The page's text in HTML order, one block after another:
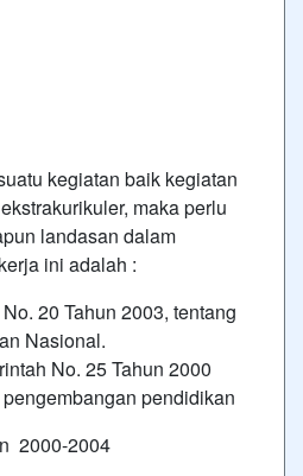
kegiatan baik kegiatan
maka perlu
landasan dalam
ini adalah :
20 Tahun 2003, tentang
Nasional.
No. 25 Tahun 2000
pendidikan
2004